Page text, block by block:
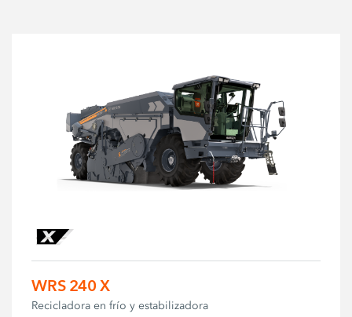
WRS 240 X
Recicladora en frío y estabilizadora